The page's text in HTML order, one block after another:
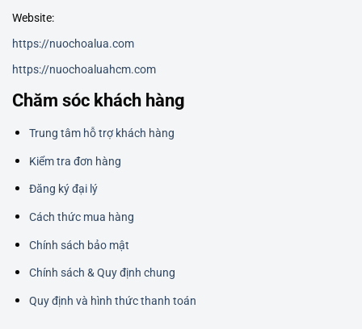
Website:
https://nuochoalua.com
https://nuochoaluahcm.com
Chăm sóc khách hàng
Trung tâm hỗ trợ khách hàng
Kiểm tra đơn hàng
Đăng ký đại lý
Cách thức mua hàng
Chính sách bảo mật
Chính sách & Quy định chung
Quy định và hình thức thanh toán